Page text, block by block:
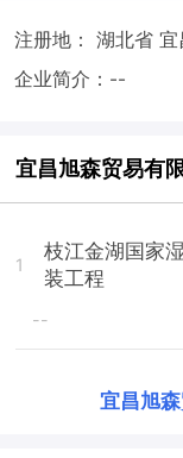
注册地： 湖北省 宜
企业简介：--
宜昌旭森贸易有
1
枝江金湖国家
装工程
--
宜昌旭